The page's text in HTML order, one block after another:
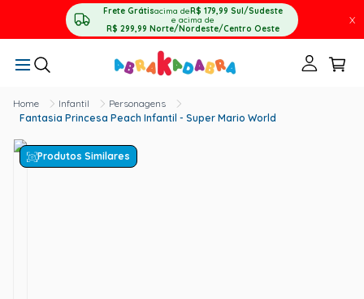
Frete Grátisacima deR$ 179,99 Sul/Sudeste
e acima de
R$ 299,99 Norte/Nordeste/Centro Oeste
X
Infantil
Personagens
Fantasia Princesa Peach Infantil - Super Mario World
Produtos Similares